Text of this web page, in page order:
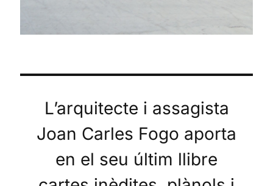
L’arquitecte i assagista
Joan Carles Fogo aporta
en el seu últim llibre